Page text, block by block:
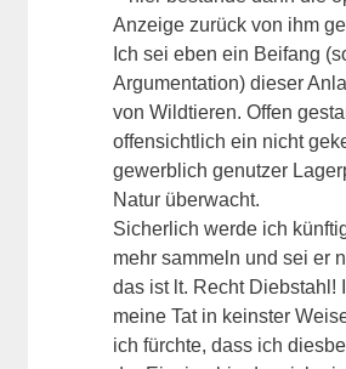
Anzeige zurück von ihm
Ich sei eben ein Beifang
Argumentation) dieser
von Wildtieren. Offen
offensichtlich ein nicht
gewerblich genutzer
Natur überwacht.
Sicherlich werde ich
mehr sammeln und sei er
das ist lt. Recht Diebstahl!
meine Tat in keinster
ich fürchte, dass ich